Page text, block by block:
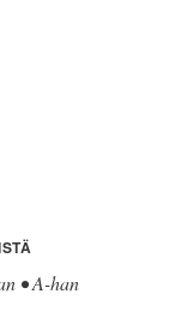
• A-han